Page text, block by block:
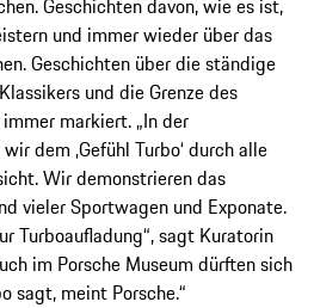
Geschichten davon, wie es ist,
und immer wieder über das
Geschichten über die ständige
und die Grenze des
markiert. „In der
dem ‚Gefühl Turbo‘ durch alle
Wir demonstrieren das
vieler Sportwagen und Exponate.
Turboaufladung“, sagt Kuratorin
im Porsche Museum dürften sich
sagt, meint Porsche.“